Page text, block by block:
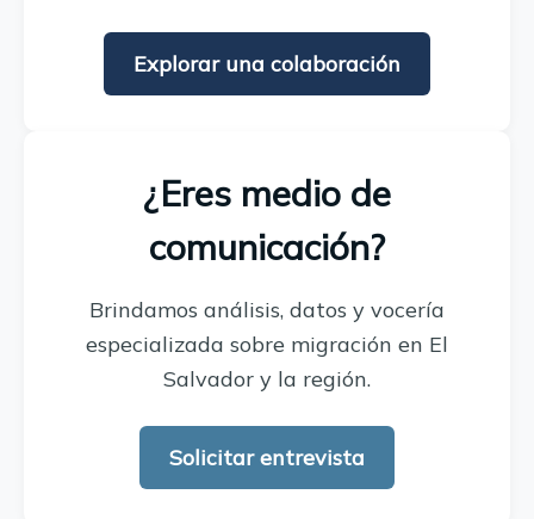
Explorar una colaboración
¿Eres medio de
comunicación?
Brindamos análisis, datos y vocería
especializada sobre migración en El
Salvador y la región.
Solicitar entrevista